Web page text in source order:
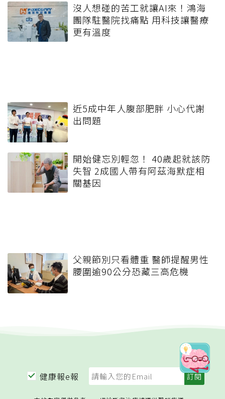
沒人想碰的苦工就讓AI來！鴻海
團隊駐醫院找痛點 用科技讓醫療
更有溫度
近5成中年人腹部肥胖 小心代謝
出問題
開始健忘別輕忽！ 40歲起就該防
失智 2成國人帶有阿茲海默症相
關基因
父親節別只看體重 醫師提醒男性
腰圍逾90公分恐藏三高危機
健康報e報